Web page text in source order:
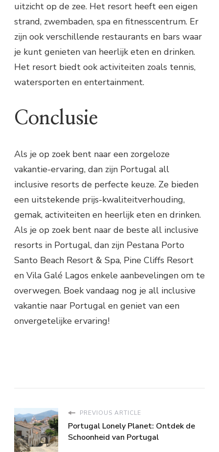
uitzicht op de zee. Het resort heeft een eigen
strand, zwembaden, spa en fitnesscentrum. Er
zijn ook verschillende restaurants en bars waar
je kunt genieten van heerlijk eten en drinken.
Het resort biedt ook activiteiten zoals tennis,
watersporten en entertainment.
Conclusie
Als je op zoek bent naar een zorgeloze
vakantie-ervaring, dan zijn Portugal all
inclusive resorts de perfecte keuze. Ze bieden
een uitstekende prijs-kwaliteitverhouding,
gemak, activiteiten en heerlijk eten en drinken.
Als je op zoek bent naar de beste all inclusive
resorts in Portugal, dan zijn Pestana Porto
Santo Beach Resort & Spa, Pine Cliffs Resort
en Vila Galé Lagos enkele aanbevelingen om te
overwegen. Boek vandaag nog je all inclusive
vakantie naar Portugal en geniet van een
onvergetelijke ervaring!
PREVIOUS ARTICLE
Portugal Lonely Planet: Ontdek de
Schoonheid van Portugal